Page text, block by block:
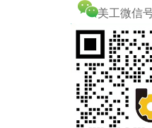
美工微信号